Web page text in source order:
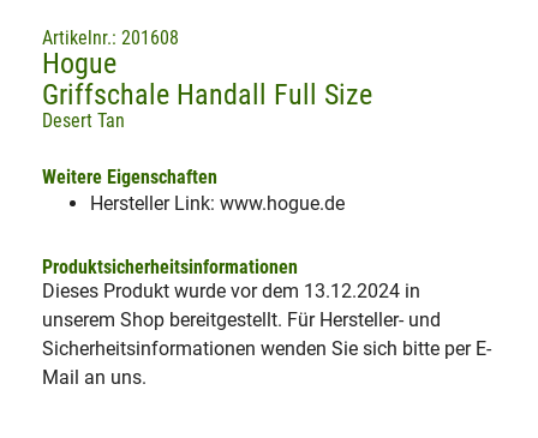
Artikelnr.: 201608
Hogue
Griffschale Handall Full Size
Desert Tan
Weitere Eigenschaften
Hersteller Link: www.hogue.de
Produktsicherheitsinformationen
Dieses Produkt wurde vor dem 13.12.2024 in
unserem Shop bereitgestellt. Für Hersteller- und
Sicherheitsinformationen wenden Sie sich bitte per E-
Mail an uns.